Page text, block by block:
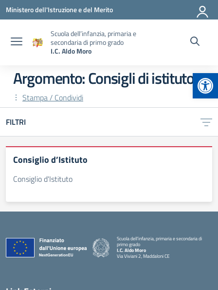
Vai ai contenuti
Vai al menu di navigazione
Vai al footer
Ministero dell'Istruzione e del Merito
Scuola dell’infanzia, primaria e
secondaria di primo grado
I.C. Aldo Moro
Argomento: Consigli di istituto
Stampa / Condividi
FILTRI
Consiglio d’Istituto
Consiglio d'Istituto
Scuola dell’infanzia, primaria e secondaria di
primo grado
I.C. Aldo Moro
Via Viviani 2, Maddaloni CE